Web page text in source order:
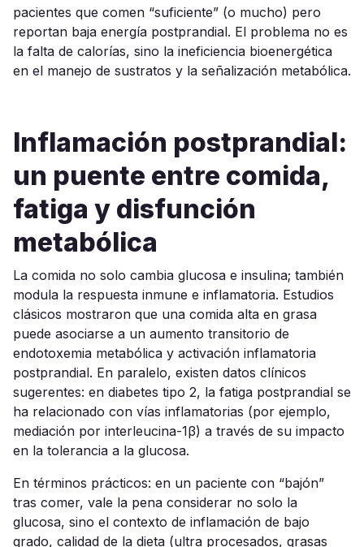
pacientes que comen “suficiente” (o mucho) pero
reportan baja energía postprandial. El problema no es
la falta de calorías, sino la ineficiencia bioenergética
en el manejo de sustratos y la señalización metabólica.
Inflamación postprandial:
un puente entre comida,
fatiga y disfunción
metabólica
La comida no solo cambia glucosa e insulina; también
modula la respuesta inmune e inflamatoria. Estudios
clásicos mostraron que una comida alta en grasa
puede asociarse a un aumento transitorio de
endotoxemia metabólica y activación inflamatoria
postprandial. En paralelo, existen datos clínicos
sugerentes: en diabetes tipo 2, la fatiga postprandial se
ha relacionado con vías inflamatorias (por ejemplo,
mediación por interleucina-1β) a través de su impacto
en la tolerancia a la glucosa.
En términos prácticos: en un paciente con “bajón”
tras comer, vale la pena considerar no solo la
glucosa, sino el contexto de inflamación de bajo
grado, calidad de la dieta (ultra procesados, grasas